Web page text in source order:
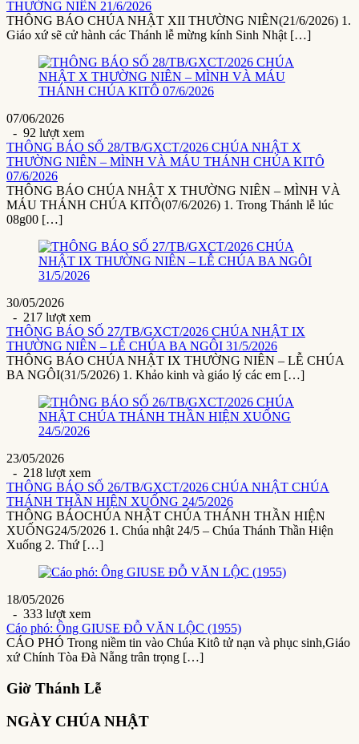
THƯỜNG NIÊN 21/6/2026
THÔNG BÁO CHÚA NHẬT XII THƯỜNG NIÊN(21/6/2026) 1.
Giáo xứ sẽ cử hành các Thánh lễ mừng kính Sinh Nhật […]
07/06/2026
- 92 lượt xem
THÔNG BÁO SỐ 28/TB/GXCT/2026 CHÚA NHẬT X
THƯỜNG NIÊN – MÌNH VÀ MÁU THÁNH CHÚA KITÔ
07/6/2026
THÔNG BÁO CHÚA NHẬT X THƯỜNG NIÊN – MÌNH VÀ
MÁU THÁNH CHÚA KITÔ(07/6/2026) 1. Trong Thánh lễ lúc
08g00 […]
30/05/2026
- 217 lượt xem
THÔNG BÁO SỐ 27/TB/GXCT/2026 CHÚA NHẬT IX
THƯỜNG NIÊN – LỄ CHÚA BA NGÔI 31/5/2026
THÔNG BÁO CHÚA NHẬT IX THƯỜNG NIÊN – LỄ CHÚA
BA NGÔI(31/5/2026) 1. Khảo kinh và giáo lý các em […]
23/05/2026
- 218 lượt xem
THÔNG BÁO SỐ 26/TB/GXCT/2026 CHÚA NHẬT CHÚA
THÁNH THẦN HIỆN XUỐNG 24/5/2026
THÔNG BÁOCHÚA NHẬT CHÚA THÁNH THẦN HIỆN
XUỐNG24/5/2026 1. Chúa nhật 24/5 – Chúa Thánh Thần Hiện
Xuống 2. Thứ […]
18/05/2026
- 333 lượt xem
Cáo phó: Ông GIUSE ĐỖ VĂN LỘC (1955)
CÁO PHÓ Trong niềm tin vào Chúa Kitô tử nạn và phục sinh,Giáo
xứ Chính Tòa Đà Nẵng trân trọng […]
Giờ Thánh Lễ
NGÀY CHÚA NHẬT